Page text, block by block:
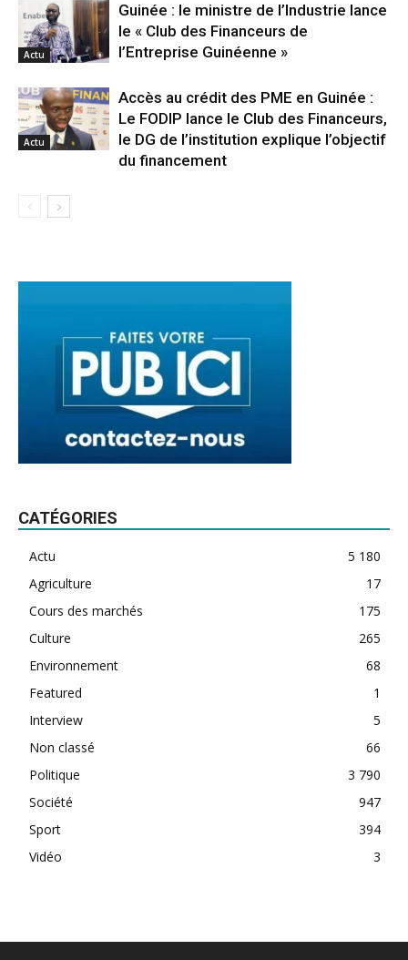
Actu
Guinée : le ministre de l’Industrie lance
le « Club des Financeurs de
l’Entreprise Guinéenne »
Actu
Accès au crédit des PME en Guinée :
Le FODIP lance le Club des Financeurs,
le DG de l’institution explique l’objectif
du financement
CATÉGORIES
Actu
5 180
Agriculture
17
Cours des marchés
175
Culture
265
Environnement
68
Featured
1
Interview
5
Non classé
66
Politique
3 790
Société
947
Sport
394
Vidéo
3